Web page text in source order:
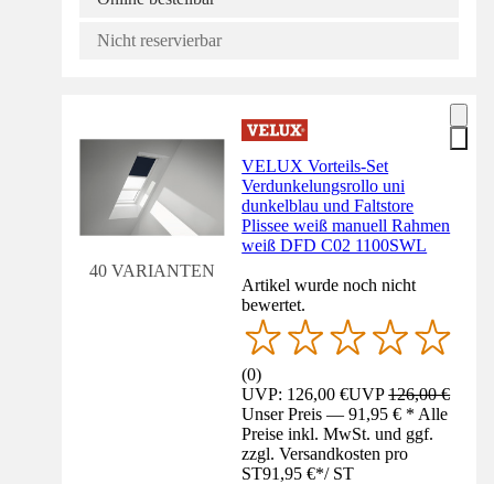
Nicht reservierbar
40 VARIANTEN
VELUX Vorteils-Set
Verdunkelungsrollo uni
dunkelblau und Faltstore
Plissee weiß manuell Rahmen
weiß DFD C02 1100SWL
Artikel wurde noch nicht
bewertet.
(0)
UVP: 126,00 €UVP126,00 €
Unser Preis — 91,95 € * Alle
Preise inkl. MwSt. und ggf.
zzgl. Versandkosten pro
ST91,95 €*/ ST